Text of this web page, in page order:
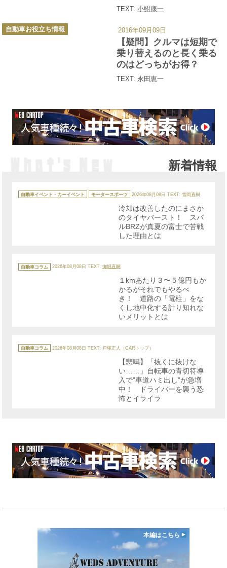
TEXT: 小鮒康一
【疑問】クルマは短期で
乗り替えるのと長く乗る
のはどっちがお得？
TEXT: 永田恵一
カ
テ
自動車お役立ち情報 2016年09月09日
新着情報
テ
ゴ
自動車イベント・カーイベント モータースポーツ 2026年08月08日 TEXT: 雪岡直樹
冷却は改善したのにまさか
のタイヤバースト！ スバ
ルBRZが真夏の富士で苦戦
した理由とは
テ
ゴ
自動車コラム 2026年08月08日 TEXT: 御堀直嗣
１kmあたり３〜５億円もか
かるがそれでもやるべ
き！ 道路の「電柱」をな
くし地中化する計り知れな
いメリットとは
テ
ゴ
自動車コラム 2026年08月08日 TEXT: 戸塚正人（CARトップ）
【悲鳴】「抜くに抜けな
い……」自転車の青切符導
入で”車道ハミ出し”が急増
中！ ドライバーを襲う恐
怖とイライラ
本編はこちら